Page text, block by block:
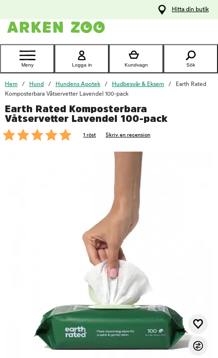
Kontakta
Hitta din butik
Meny Logga in Kundvagn Sök
Hem Hund Hundens Apotek Hudbesvär & Eksem
Earth Rated
Komposterbara Våtservetter Lavendel 100-pack
Earth Rated Komposterbara
Våtservetter Lavendel 100-pack
1 röst Skriv en recension
foo